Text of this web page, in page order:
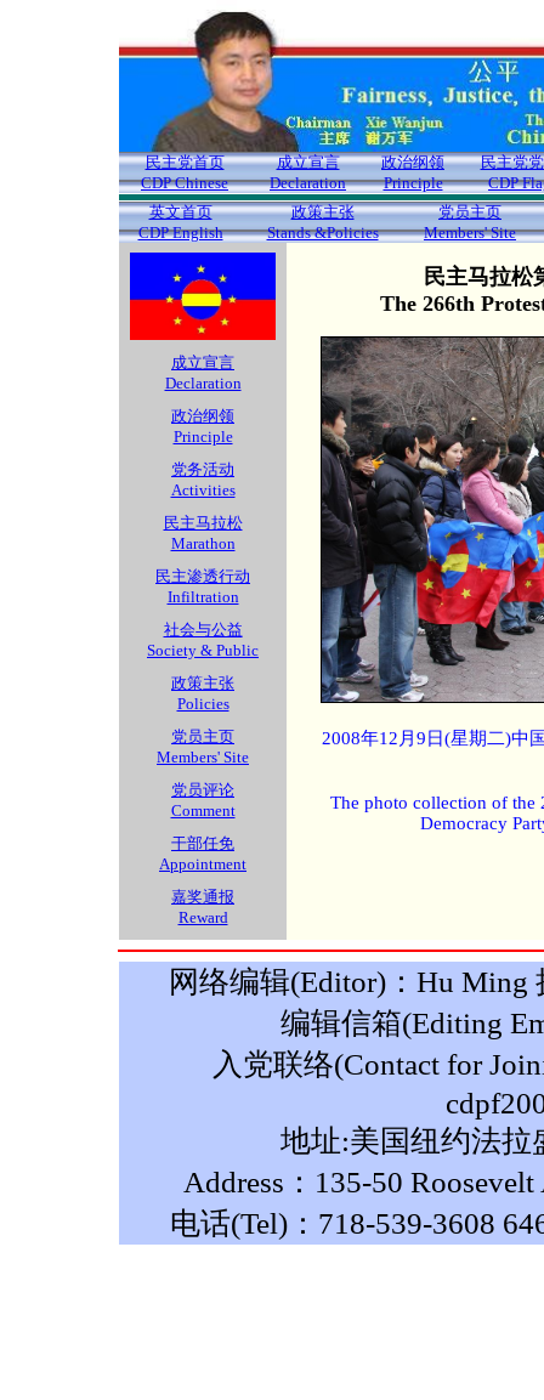
民主党首页
CDP Chinese
成立宣言
Declaration
政治纲领
Principle
民主党
CDP
英文首页
CDP English
政策主张
Stands &Policies
党员主页
Members' Site
成立宣言
Declaration
政治纲领
Principle
党务活动
Activities
民主马拉松
Marathon
民主渗透行动
Infiltration
社会与公益
Society & Public
政策主张
Policies
党员主页
Members' Site
党员评论
Comment
干部任免
Appointment
嘉奖通报
Reward
民主马拉松
The 266th
2008年12月9日(星期二)中
The photo collection of the
Democracy
网络编辑(Editor)：Hu Ming
编辑信箱(Editing
入党联络(Contact for
地址:美国纽约法拉
Address：135-50
电话(Tel)：718-539-3608